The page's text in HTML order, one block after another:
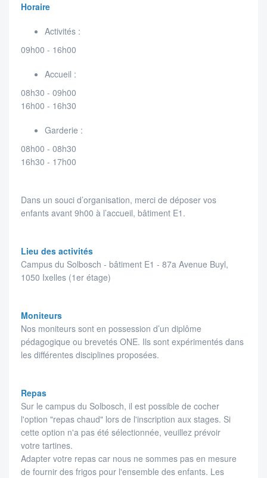
Horaire
Activités :
09h00 - 16h00
Accueil :
08h30 - 09h00
16h00 - 16h30
Garderie :
08h00 - 08h30
16h30 - 17h00
Dans un souci d’organisation, merci de déposer vos
enfants avant 9h00 à l’accueil, bâtiment E1.
Lieu des activités
Campus du Solbosch - bâtiment E1 - 87a Avenue Buyl,
1050 Ixelles (1er étage)
Moniteurs
Nos moniteurs sont en possession d’un diplôme
pédagogique ou brevetés ONE. Ils sont expérimentés dans
les différentes disciplines proposées.
Repas
Sur le campus du Solbosch, il est possible de cocher
l'option "repas chaud" lors de l'inscription aux stages. Si
cette option n'a pas été sélectionnée, veuillez prévoir
votre tartines.
Adapter votre repas car nous ne sommes pas en mesure
de fournir des frigos pour l'ensemble des enfants. Les